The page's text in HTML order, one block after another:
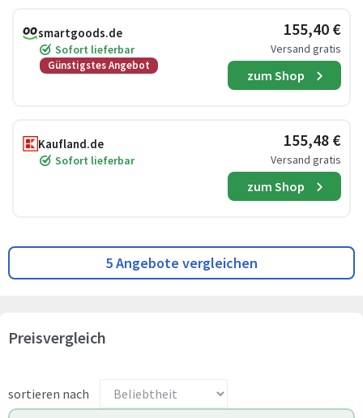
smartgoods.de
Sofort lieferbar
Günstigstes Angebot
155,40 €
Versand gratis
zum Shop
Kaufland.de
Sofort lieferbar
155,48 €
Versand gratis
zum Shop
5 Angebote vergleichen
Preisvergleich
sortieren nach